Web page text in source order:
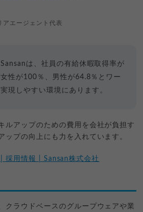
アエージェント代表
は、社員の有給休暇取得率が
性が100％、男性が64.8％とワー
現しやすい環境にあります。
ルアップのための費用を会社が負担す
ップの向上にも力を入れています。
採用情報 | Sansan株式会社
クラウドベースのグループウェアや業